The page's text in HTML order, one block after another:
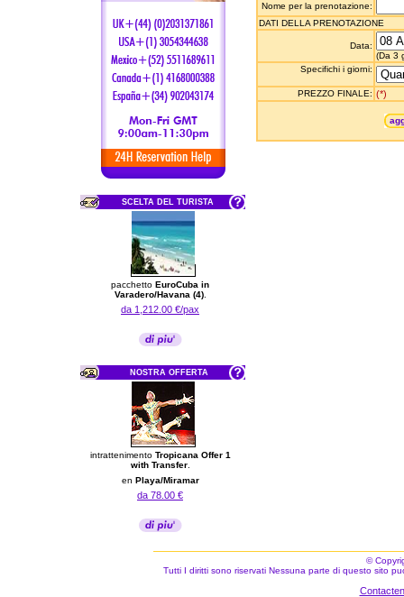
SCELTA DEL TURISTA
pacchetto EuroCuba in
Varadero/Havana (4).
da 1,212.00 €/pax
NOSTRA OFFERTA
intrattenimento Tropicana Offer 1
with Transfer.
en Playa/Miramar
da 78.00 €
Nome per la prenotazione:
DATI DELLA PRENOTAZIONE
Data:
(Da 3
Specifichi i giorni:
PREZZO FINALE: (*)
©
Tutti I diritti sono riservati Nessuna parte di questo sito